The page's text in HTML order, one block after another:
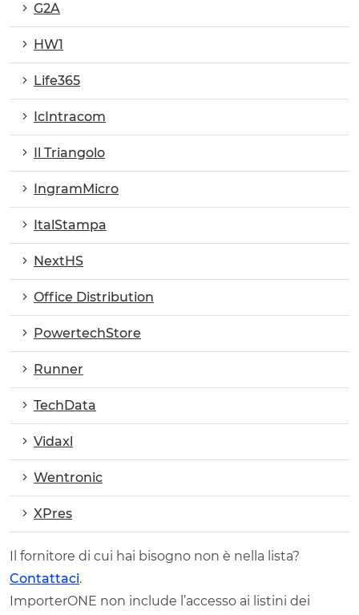
G2A
HW1
Life365
IcIntracom
Il Triangolo
IngramMicro
ItalStampa
NextHS
Office Distribution
PowertechStore
Runner
TechData
Vidaxl
Wentronic
XPres
Il fornitore di cui hai bisogno non è nella lista?
Contattaci.
ImporterONE non include l’accesso ai listini dei